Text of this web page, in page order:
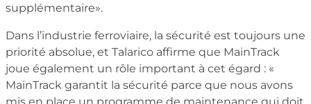
supplémentaire».
Dans l’industrie ferroviaire, la sécurité est toujours une
priorité absolue, et Talarico affirme que MainTrack
joue également un rôle important à cet égard : «
MainTrack garantit la sécurité parce que nous avons